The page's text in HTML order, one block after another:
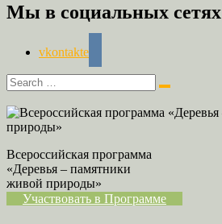
Мы в социальных сетях
vkontakte
Всероссийская программа
«Деревья – памятники
живой природы»
Участвовать в Программе